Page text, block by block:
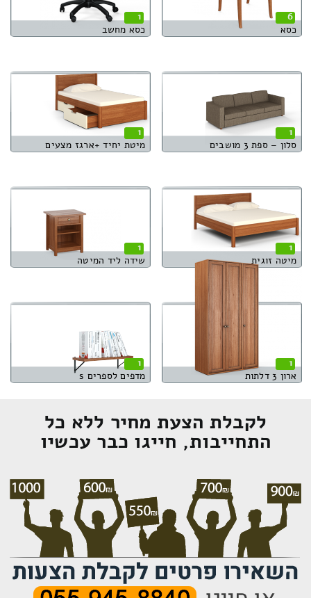
6
כסא
1
כסא מחשב
1
סלון – ספת 3 מושבים
1
מיטת יחיד +ארגז מצעים
1
מיטה זוגית
1
שידה ליד המיטה
1
ארון 3 דלתות
1
מדפים לספרים s
לקבלת הצעת מחיר ללא כל
התחייבות, חייגו כבר עכשיו